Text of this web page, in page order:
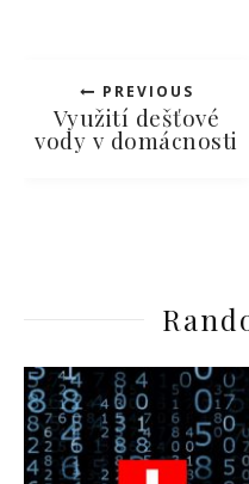
PREVIOUS
Využití dešťové
vody v domácnosti